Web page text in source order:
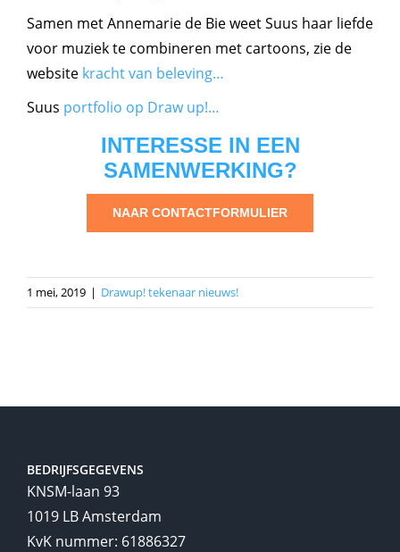
Samen met Annemarie de Bie weet Suus haar liefde
voor muziek te combineren met cartoons, zie de
website kracht van beleving…
Suus portfolio op Draw up!…
INTERESSE IN EEN
SAMENWERKING?
NAAR CONTACTFORMULIER
1 mei, 2019 | Drawup! tekenaar nieuws!
BEDRIJFSGEGEVENS
KNSM-laan 93
1019 LB Amsterdam
KvK nummer: 61886327